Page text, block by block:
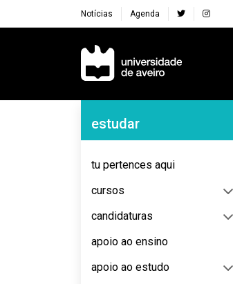
Notícias Agenda
Navegação Principal
Navegação Lateral
estudar
tu pertences aqui
cursos
candidaturas
apoio ao ensino
apoio ao estudo